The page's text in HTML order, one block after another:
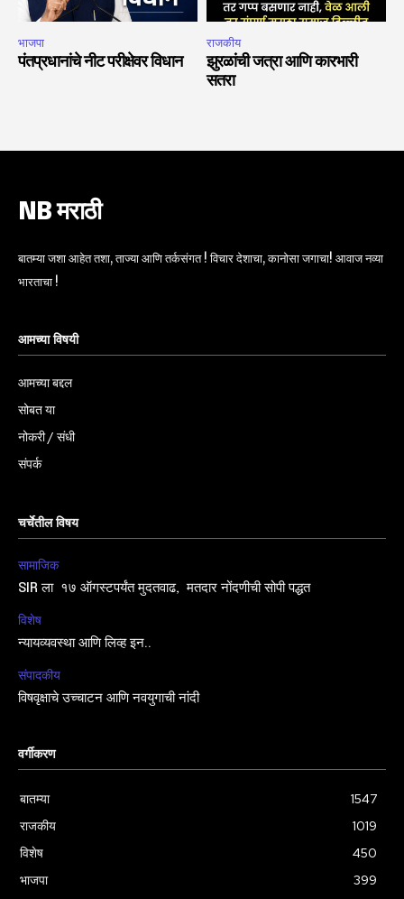
भाजपा
पंतप्रधानांचे नीट परीक्षेवर विधान
राजकीय
झुरळांची जत्रा आणि कारभारी
सतरा
NB मराठी
बातम्या जशा आहेत तशा, ताज्या आणि तर्कसंगत ! विचार देशाचा, कानोसा जगाचा! आवाज नव्या
भारताचा !
आमच्या विषयी
आमच्या बद्दल
सोबत या
नोकरी / संधी
संपर्क
चर्चेतील विषय
सामाजिक
SIR ला १७ ऑगस्टपर्यंत मुदतवाढ, मतदार नोंदणीची सोपी पद्धत
विशेष
न्यायव्यवस्था आणि लिव्ह इन..
संपादकीय
विषवृक्षाचे उच्चाटन आणि नवयुगाची नांदी
वर्गीकरण
बातम्या
1547
राजकीय
1019
विशेष
450
भाजपा
399